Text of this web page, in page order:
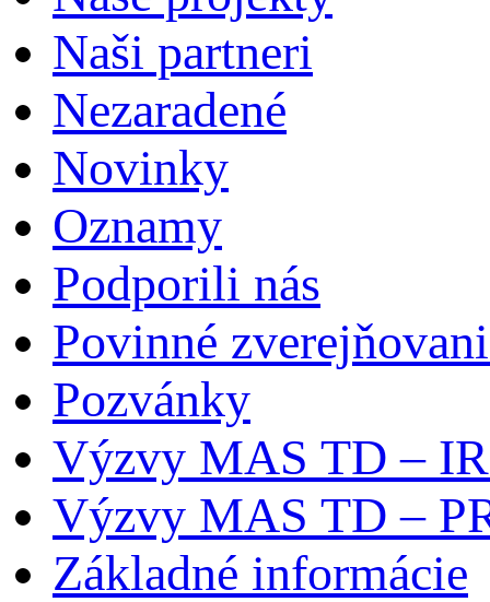
Naši partneri
Nezaradené
Novinky
Oznamy
Podporili nás
Povinné
Pozvánky
Výzvy MAS TD –
Výzvy MAS TD –
Základné informácie